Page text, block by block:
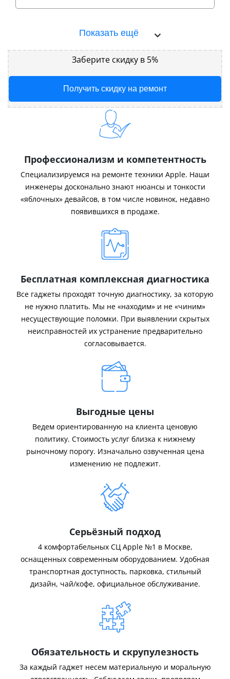
Показать ещё
Заберите скидку в 5%
Получить скидку на ремонт
Профессионализм и компетентность
Специализируемся на ремонте техники Apple. Наши
инженеры досконально знают нюансы и тонкости
«яблочных» девайсов, в том числе новинок, недавно
появившихся в продаже.
Бесплатная комплексная диагностика
Все гаджеты проходят точную диагностику, за которую
не нужно платить. Мы не «находим» и не «чиним»
несуществующие поломки. При выявлении скрытых
неисправностей их устранение предварительно
согласовывается.
Выгодные цены
Ведем ориентированную на клиента ценовую
политику. Стоимость услуг близка к нижнему
рыночному порогу. Изначально озвученная цена
изменению не подлежит.
Серьёзный подход
4 комфортабельных СЦ Apple №1 в Москве,
оснащенных современным оборудованием. Удобная
транспортная доступность, парковка, стильный
дизайн, чай/кофе, официальное обслуживание.
Обязательность и скрупулезность
За каждый гаджет несем материальную и моральную